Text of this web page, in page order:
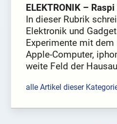
ELEKTRONIK –
In dieser Rubrik
Elektronik und
Experimente mit dem
Apple-Computer,
weite Feld der
alle Artikel dieser